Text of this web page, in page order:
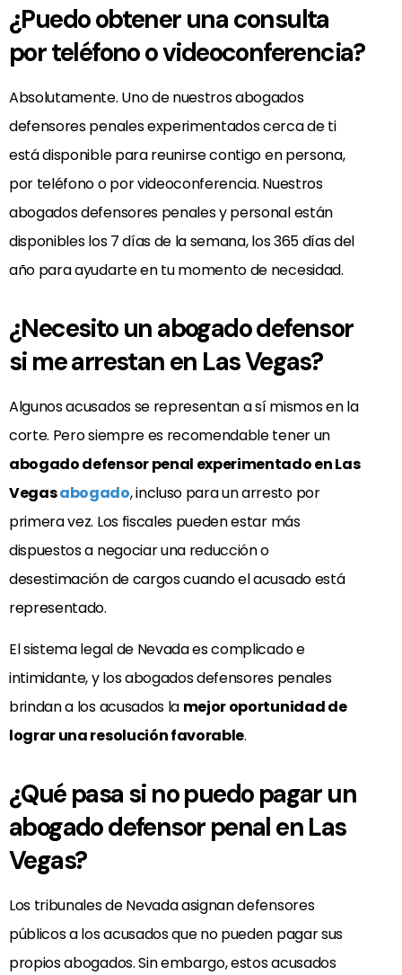
¿Puedo obtener una consulta
por teléfono o videoconferencia?
Absolutamente. Uno de nuestros abogados
defensores penales experimentados cerca de ti
está disponible para reunirse contigo en persona,
por teléfono o por videoconferencia. Nuestros
abogados defensores penales y personal están
disponibles los 7 días de la semana, los 365 días del
año para ayudarte en tu momento de necesidad.
¿Necesito un abogado defensor
si me arrestan en Las Vegas?
Algunos acusados se representan a sí mismos en la
corte. Pero siempre es recomendable tener un
abogado defensor penal experimentado en Las
Vegasabogado, incluso para un arresto por
primera vez. Los fiscales pueden estar más
dispuestos a negociar una reducción o
desestimación de cargos cuando el acusado está
representado.
El sistema legal de Nevada es complicado e
intimidante, y los abogados defensores penales
brindan a los acusados la mejor oportunidad de
lograr una resolución favorable.
¿Qué pasa si no puedo pagar un
abogado defensor penal en Las
Vegas?
Los tribunales de Nevada asignan defensores
públicos a los acusados que no pueden pagar sus
propios abogados. Sin embargo, estos acusados